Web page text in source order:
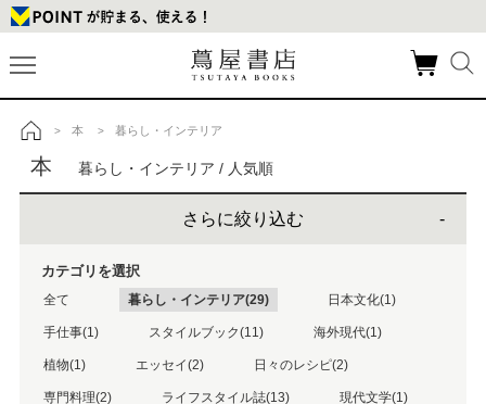
トップ
> 本 > 暮らし・インテリア
本 暮らし・インテリア / 人気順
さらに絞り込む
カテゴリを選択
全て 暮らし・インテリア(29) 日本文化(1)
手仕事(1) スタイルブック(11) 海外現代(1)
植物(1) エッセイ(2) 日々のレシピ(2)
専門料理(2) ライフスタイル誌(13) 現代文学(1)